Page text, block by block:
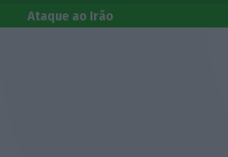
Ataque ao Irão